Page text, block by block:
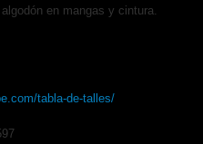
en mangas y cintura.
tabla-de-talles/